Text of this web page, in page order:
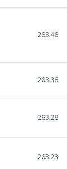
263.46
263.38
263.28
263.23